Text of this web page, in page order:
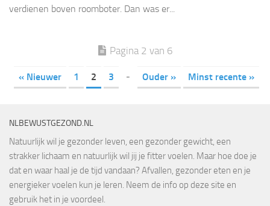
verdienen boven roomboter. Dan was er...
Pagina 2 van 6
« Nieuwer 1 2 3 - Ouder » Minst recente »
NLBEWUSTGEZOND.NL
Natuurlijk wil je gezonder leven, een gezonder gewicht, een
strakker lichaam en natuurlijk wil jij je fitter voelen. Maar hoe doe je
dat en waar haal je de tijd vandaan? Afvallen, gezonder eten en je
energieker voelen kun je leren. Neem de info op deze site en
gebruik het in je voordeel.